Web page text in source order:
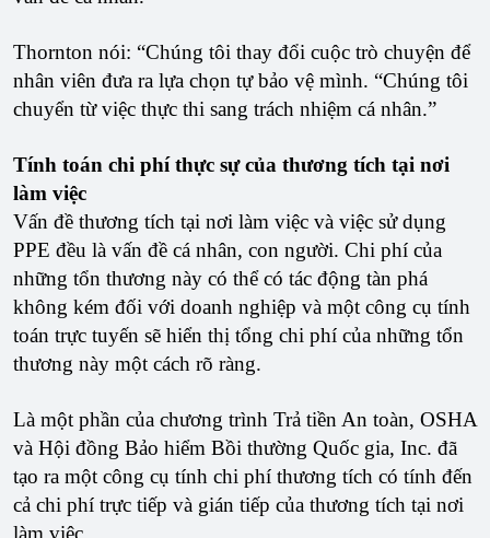
Thornton nói: “Chúng tôi thay đổi cuộc trò chuyện để
nhân viên đưa ra lựa chọn tự bảo vệ mình. “Chúng tôi
chuyển từ việc thực thi sang trách nhiệm cá nhân.”
Tính toán chi phí thực sự của thương tích tại nơi
làm việc
Vấn đề thương tích tại nơi làm việc và việc sử dụng
PPE đều là vấn đề cá nhân, con người. Chi phí của
những tổn thương này có thể có tác động tàn phá
không kém đối với doanh nghiệp và một công cụ tính
toán trực tuyến sẽ hiển thị tổng chi phí của những tổn
thương này một cách rõ ràng.
Là một phần của chương trình Trả tiền An toàn, OSHA
và Hội đồng Bảo hiểm Bồi thường Quốc gia, Inc. đã
tạo ra một công cụ tính chi phí thương tích có tính đến
cả chi phí trực tiếp và gián tiếp của thương tích tại nơi
làm việc.